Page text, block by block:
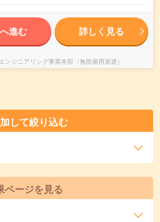
進む 詳しく見る
ジニアリング事業本部（無期雇用派遣）
して絞り込む
ページを見る